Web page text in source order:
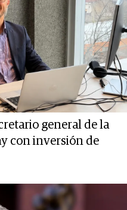
general de la
con inversión de